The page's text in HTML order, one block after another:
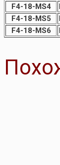
F4-18-MS4
F4-18-MS5
F4-18-MS6